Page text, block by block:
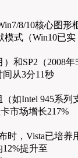
8/10核心图形
式（Win10已实
和SP2（2008年
从3分11秒
如Intel 945系列
市场增长217%
时，Vista已培养
提升至